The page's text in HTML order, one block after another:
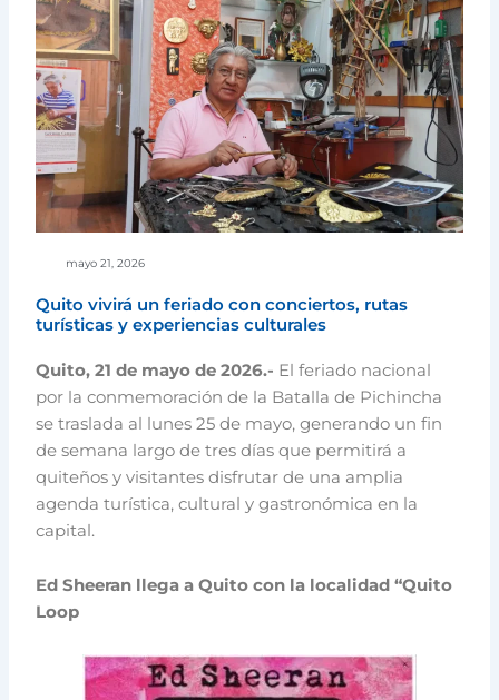
mayo 21, 2026
Quito vivirá un feriado con conciertos, rutas
turísticas y experiencias culturales
Quito, 21 de mayo de 2026.- El feriado nacional
por la conmemoración de la Batalla de Pichincha
se traslada al lunes 25 de mayo, generando un fin
de semana largo de tres días que permitirá a
quiteños y visitantes disfrutar de una amplia
agenda turística, cultural y gastronómica en la
capital.
Ed Sheeran llega a Quito con la localidad “Quito
Loop